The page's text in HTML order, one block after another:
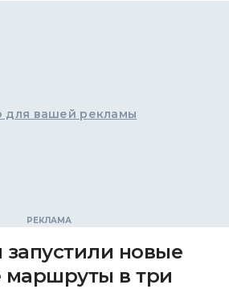
для вашей рекламы
новые
маршруты в три